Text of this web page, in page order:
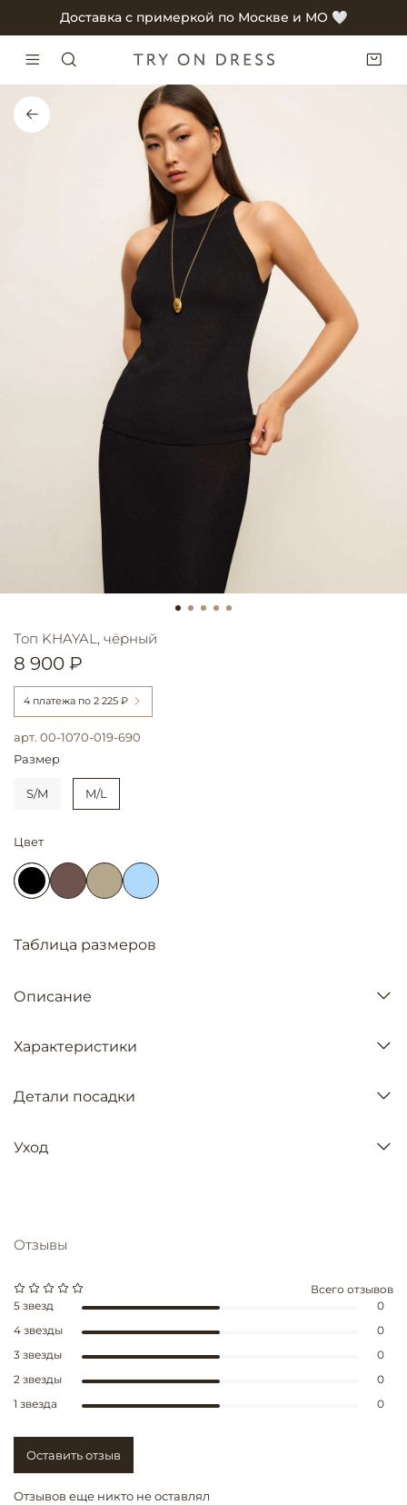
Доставка с примеркой по Москве и МО 🤍
арт. 00-1070-019-690
Топ KHAYAL, чёрный
8 900 ₽
4 платежа по 2 225 ₽
Размер
S/M M/L
Цвет
Таблица размеров
Описание
Характеристики
Детали посадки
Уход
Отзывы
Отзывов еще никто не оставлял
Всего отзывов
5 звезд
0
4 звезды
0
3 звезды
0
2 звезды
0
1 звезда
0
Оставить отзыв